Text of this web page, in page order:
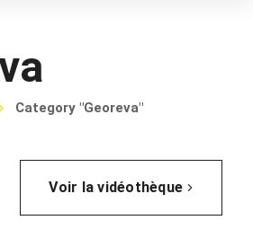
Category "Georeva"
Voir la vidéothèque